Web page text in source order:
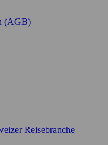
(AGB)
Reisebranche